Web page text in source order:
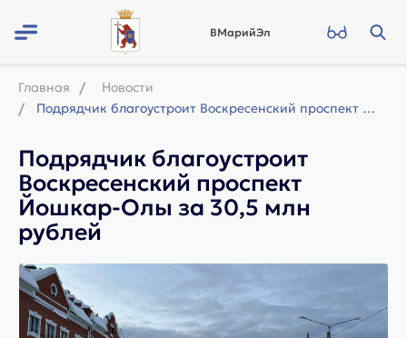
ВМарийЭл
Главная
Новости
Подрядчик благоустроит Воскресенский проспект Йошкар-Олы за 30,5 млн рублей
Подрядчик благоустроит
Воскресенский проспект
Йошкар-Олы за 30,5 млн
рублей